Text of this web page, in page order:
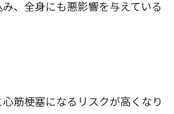
、全身にも悪影響を与えている
筋梗塞になるリスクが高くなり